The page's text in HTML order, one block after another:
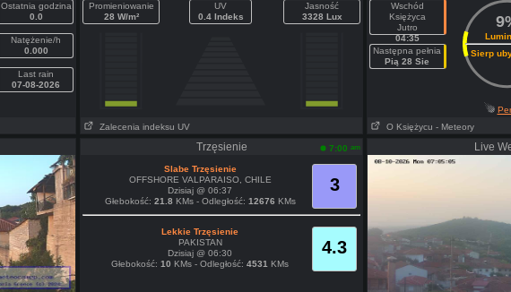
Ostatnia godzina
0.0
Natężenie/h
0.000
Last rain
07-08-2026
Promieniowanie
28 W/m²
UV
0.4 Indeks
Jasność
3328 Lux
Zalecenia indeksu UV
Wschód
Księżyca
Jutro
04:35
Następna pełnia
Pią 28 Sie
Sierp
O Księżycu - Meteory
Trzęsienie 7:00 am
3
Slabe Trzęsienie
OFFSHORE VALPARAISO, CHILE
Dzisiaj @ 06:37
Głebokość: 21.8 KMs - Odległość: 12676 KMs
4.3
Lekkie Trzęsienie
PAKISTAN
Dzisiaj @ 06:30
Głebokość: 10 KMs - Odległość: 4531 KMs
Live